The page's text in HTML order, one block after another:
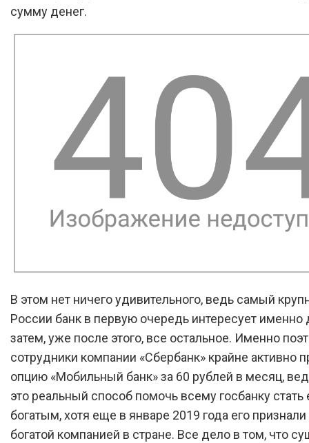
сумму денег.
В этом нет ничего удивительного, ведь самый
России банк в первую очередь интересует именно
затем, уже после этого, все остальное. Именно
сотрудники компании «Сбербанк» крайне активно
опцию «Мобильный банк» за 60 рублей в месяц,
это реальный способ помочь всему госбанку
богатым, хотя еще в январе 2019 года его
богатой компанией в стране. Все дело в том, что